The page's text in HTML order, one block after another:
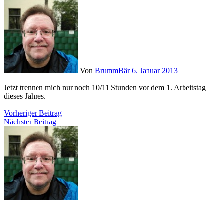
Von BrummBär6. Januar 2013
Jetzt trennen mich nur noch 10/11 Stunden vor dem 1. Arbeitstag
dieses Jahres.
Beitragsnavigation
Vorheriger Beitrag
Nächster Beitrag